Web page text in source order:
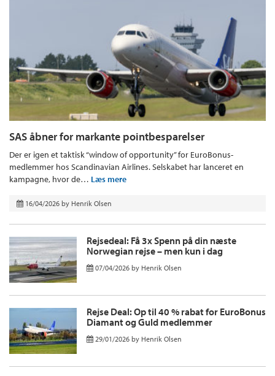
SAS åbner for markante pointbesparelser
Der er igen et taktisk “window of opportunity” for EuroBonus-
medlemmer hos Scandinavian Airlines. Selskabet har lanceret en
kampagne, hvor de… Læs mere
16/04/2026 by Henrik Olsen
Rejsedeal: Få 3x Spenn på din næste
Norwegian rejse – men kun i dag
07/04/2026 by Henrik Olsen
Rejse Deal: Op til 40 % rabat for EuroBonus
Diamant og Guld medlemmer
29/01/2026 by Henrik Olsen